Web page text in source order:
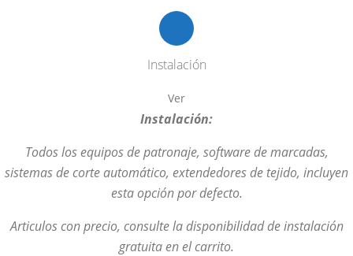
Instalación
Ver
Instalación:
Todos los equipos de patronaje, software de marcadas,
sistemas de corte automático, extendedores de tejido, incluyen
esta opción por defecto.
Articulos con precio, consulte la disponibilidad de instalación
gratuita en el carrito.